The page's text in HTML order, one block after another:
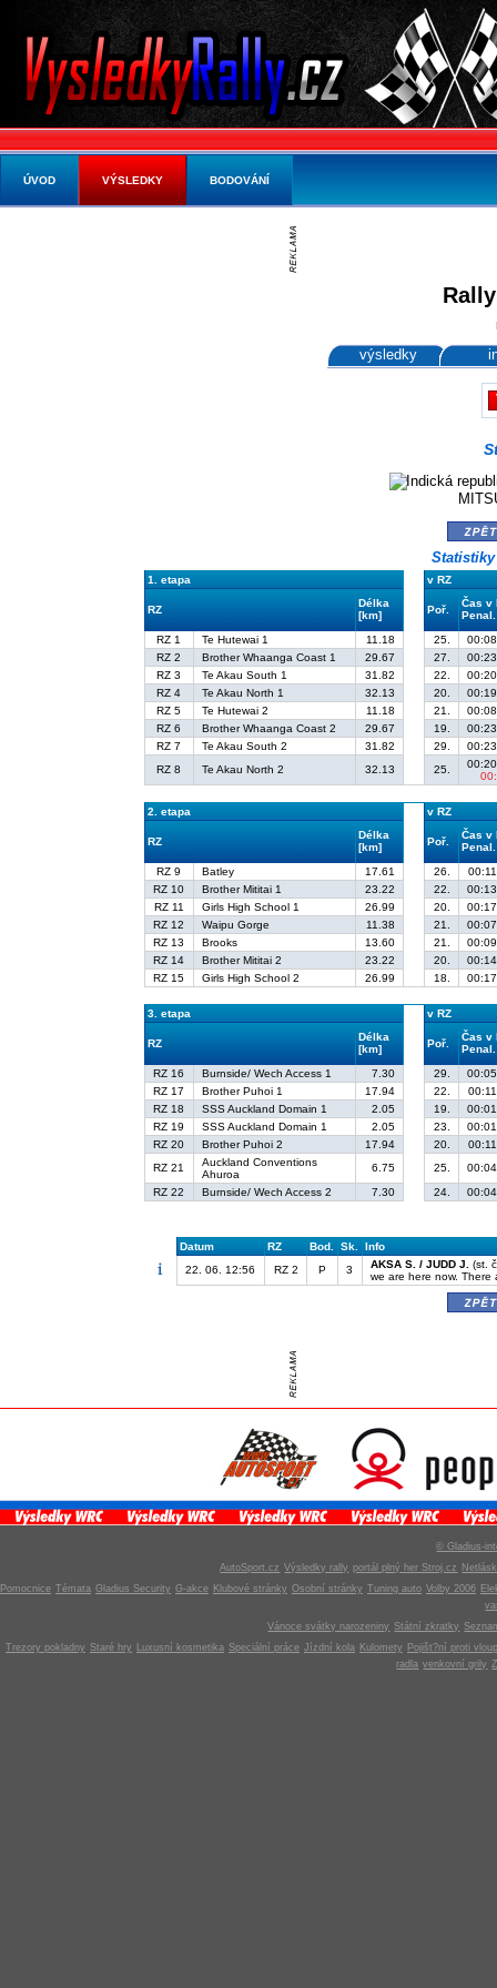
výsledky
1. etapa v RZ
RZ
Délka
[km]
Poř.
Čas v
Penal.
RZ 1
Te Hutewai 1 11.18 25.
RZ 2
Brother Whaanga Coast 1 29.67 27.
RZ 3
Te Akau South 1 31.82 22.
RZ 4
Te Akau North 1 32.13 20.
RZ 5
Te Hutewai 2 11.18 21.
RZ 6
Brother Whaanga Coast 2 29.67 19.
RZ 7
Te Akau South 2 31.82 29.
RZ 8
Te Akau North 2 32.13 25.
2. etapa v RZ
RZ
Délka
[km]
Poř.
Čas v
Penal.
RZ 9
Batley 17.61 26.
RZ 10
Brother Mititai 1 23.22 22.
RZ 11
Girls High School 1 26.99 20.
RZ 12
Waipu Gorge 11.38 21.
RZ 13
Brooks 13.60 21.
RZ 14
Brother Mititai 2 23.22 20.
RZ 15
Girls High School 2 26.99 18.
3. etapa v RZ
RZ
Délka
[km]
Poř.
Čas v
Penal.
RZ 16
Burnside/ Wech Access 1 7.30 29.
RZ 17
Brother Puhoi 1 17.94 22.
RZ 18
SSS Auckland Domain 1 2.05 19.
RZ 19
SSS Auckland Domain 1 2.05 23.
RZ 20
Brother Puhoi 2 17.94 20.
RZ 21
Auckland Conventions
Ahuroa
6.75 25.
RZ 22
Burnside/ Wech Access 2 7.30 24.
Datum RZ Bod. Sk.
Info
22. 06. 12:56
RZ 2 P 3 AKSA S. / JUDD J.
(st.
we are here now. There
© Gladius-
AutoSport.cz Výsledky rally portál plný her Stroj.cz
Pomocnice Témata Gladius Security G-akce Klubové stránky Osobní stránky Tuning auto Volby 2006
Vánoce svátky narozeniny Státní zkratky
Trezory pokladny Staré hry Luxusní kosmetika Speciální práce Jízdní kola Kulomety
Pojišt?ní proti
radla venkovní grily
ÚVOD VÝSLEDKY BODOVÁNÍ